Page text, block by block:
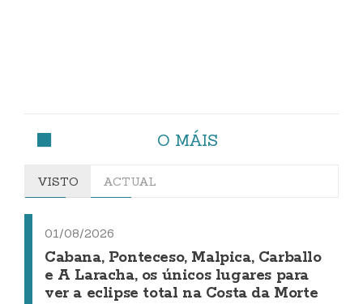
O MÁIS
VISTO ACTUAL
01/08/2026
Cabana, Ponteceso, Malpica, Carballo
e A Laracha, os únicos lugares para
ver a eclipse total na Costa da Morte